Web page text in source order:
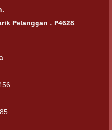
Pelanggan : P4628.